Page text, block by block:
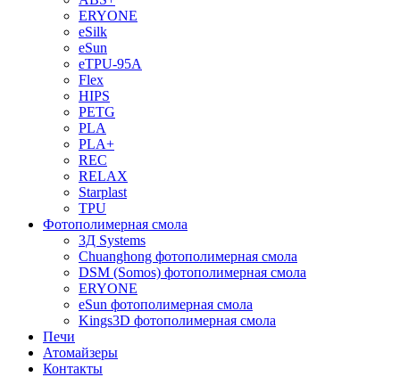
ERYONE
eSilk
eSun
eTPU-95A
Flex
HIPS
PETG
PLA
PLA+
REC
RELAX
Starplast
TPU
Фотополимерная смола
3Д Systems
Chuanghong фотополимерная смола
DSM (Somos) фотополимерная смола
ERYONE
eSun фотополимерная смола
Kings3D фотополимерная смола
Печи
Атомайзеры
Контакты